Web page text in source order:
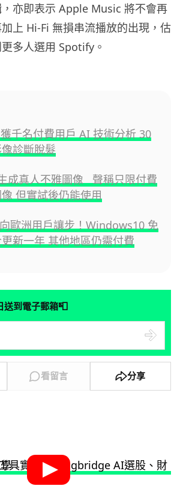
亦即表示 Apple Music 將不會再
上 Hi-Fi 無損串流播放的出現，估
多人選用 Spotify。
千名付費用戶 AI 技術分析 30
診斷脫髮
成真人不雅圖像 聲稱只限付費
但實試後仍能使用
歐洲用戶讓步！Windows10 免
新一年 其他地區仍需付費
送到電子郵箱📮
看留言 分享